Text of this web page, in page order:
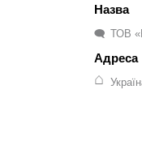
ТОВ